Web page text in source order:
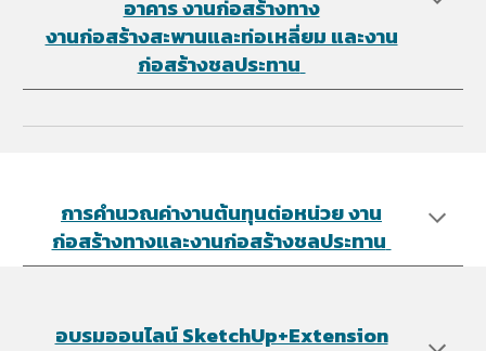
อาคาร งานก่อสร้างทาง
งานก่อสร้างสะพานและท่อเหลี่ยม และงาน
ก่อสร้างชลประทาน
การคำนวณค่างานต้นทุนต่อหน่วย ​งาน
ก่อสร้างทางและงานก่อสร้างชลประทาน
อบรมออนไลน์ SketchUp+Extension